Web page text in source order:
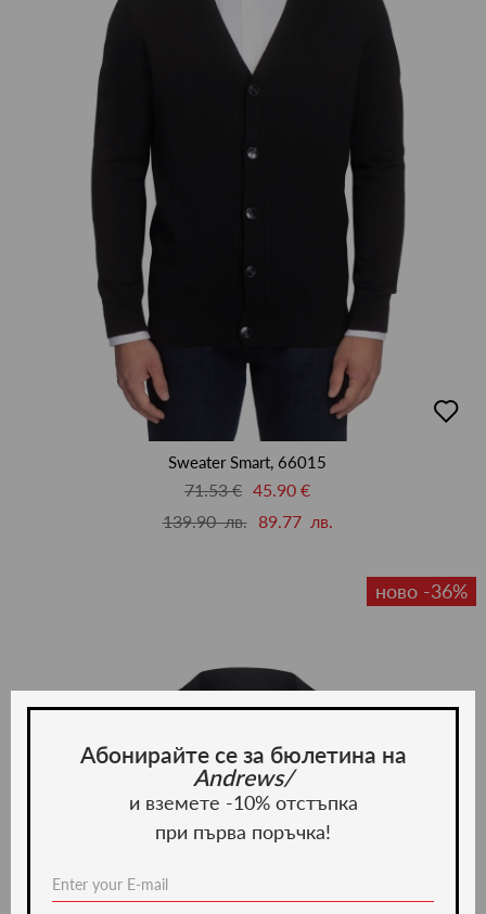
в
Sweater Smart, 66015
71.53 € 45.90 €
139.90 лв.
89.77 лв.
ново -36%
Абонирайте се за бюлетина на
Andrews/
и вземете -10% отстъпка
при първа поръчка!